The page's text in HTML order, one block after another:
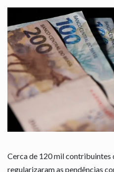
Cerca de 120 mil contribuintes
regularizaram as pendências